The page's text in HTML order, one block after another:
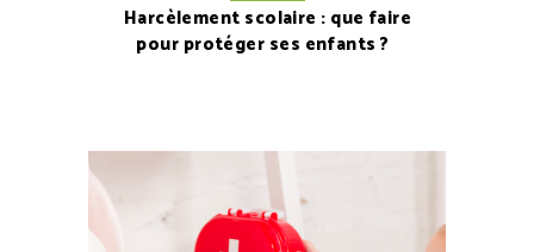
Harcèlement scolaire : que faire
pour protéger ses enfants ?